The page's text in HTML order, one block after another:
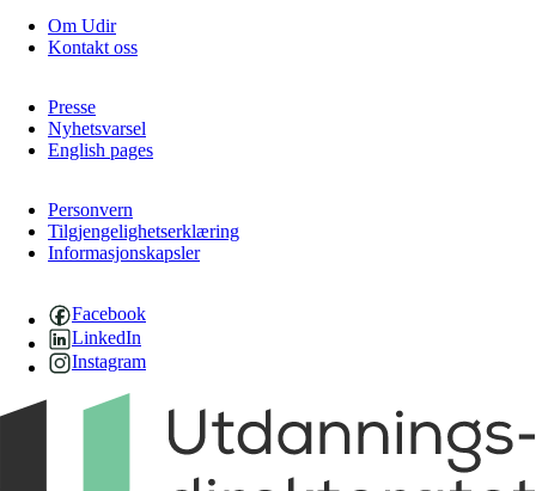
Om Udir
Kontakt oss
Presse
Nyhetsvarsel
English pages
Personvern
Tilgjengelighetserklæring
Informasjonskapsler
Facebook
LinkedIn
Instagram